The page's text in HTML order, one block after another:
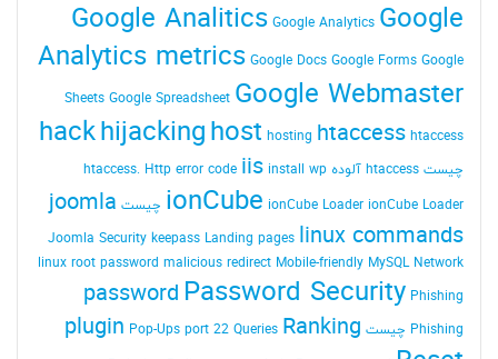
Google Analitics Google Analytics Google
Analytics metrics Google Docs Google Forms Google
Sheets Google Spreadsheet Google Webmaster
hackhijackinghost hosting htaccess htaccess
چیست htaccess آلوده htaccess. Http error code iis install wp
ionCube ionCube Loader ionCube Loader چیست joomla
Joomla Security keepass Landing pages linux commands
linux root password malicious redirect Mobile-friendly MySQL Network
password Password Security Phishing
Phishing چیست
plugin Pop-Ups port 22 Queries Ranking